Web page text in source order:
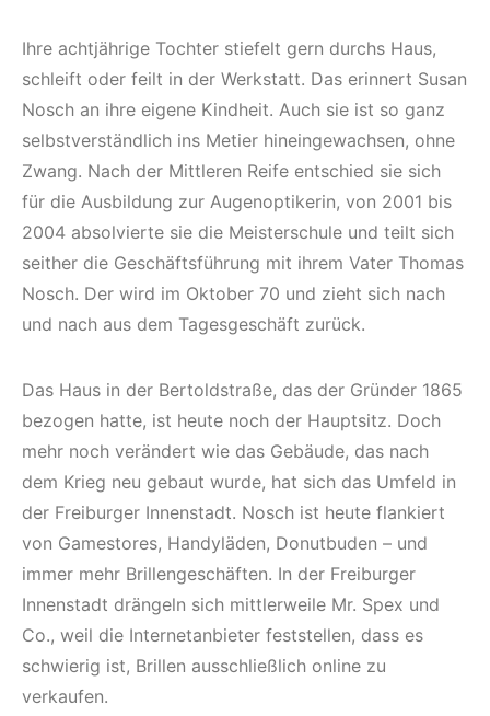
Ihre achtjährige Tochter stiefelt gern durchs Haus,
schleift oder feilt in der Werkstatt. Das erinnert Susan
Nosch an ihre eigene Kindheit. Auch sie ist so ganz
selbstverständlich ins Metier hineingewachsen, ohne
Zwang. Nach der Mittleren Reife entschied sie sich
für die Ausbildung zur Augenoptikerin, von 2001 bis
2004 absolvierte sie die Meisterschule und teilt sich
seither die Geschäftsführung mit ihrem Vater Thomas
Nosch. Der wird im Oktober 70 und zieht sich nach
und nach aus dem Tagesgeschäft zurück.
Das Haus in der Bertoldstraße, das der Gründer 1865
bezogen hatte, ist heute noch der Hauptsitz. Doch
mehr noch verändert wie das Gebäude, das nach
dem Krieg neu gebaut wurde, hat sich das Umfeld in
der Freiburger Innenstadt. Nosch ist heute flankiert
von Gamestores, Handyläden, Donutbuden – und
immer mehr Brillengeschäften. In der Freiburger
Innenstadt drängeln sich mittlerweile Mr. Spex und
Co., weil die Internetanbieter feststellen, dass es
schwierig ist, Brillen ausschließlich online zu
verkaufen.